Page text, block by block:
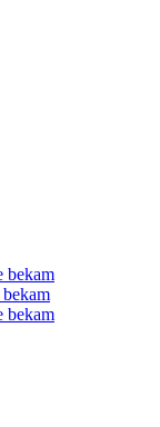
bekam
bekam